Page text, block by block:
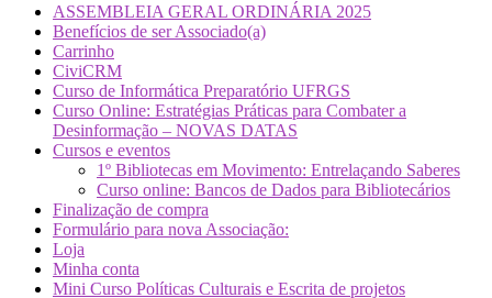
ASSEMBLEIA GERAL ORDINÁRIA 2025
Benefícios de ser Associado(a)
Carrinho
CiviCRM
Curso de Informática Preparatório UFRGS
Curso Online: Estratégias Práticas para Combater a
Desinformação – NOVAS DATAS
Cursos e eventos
1º Bibliotecas em Movimento: Entrelaçando Saberes
Curso online: Bancos de Dados para Bibliotecários
Finalização de compra
Formulário para nova Associação:
Loja
Minha conta
Mini Curso Políticas Culturais e Escrita de projetos